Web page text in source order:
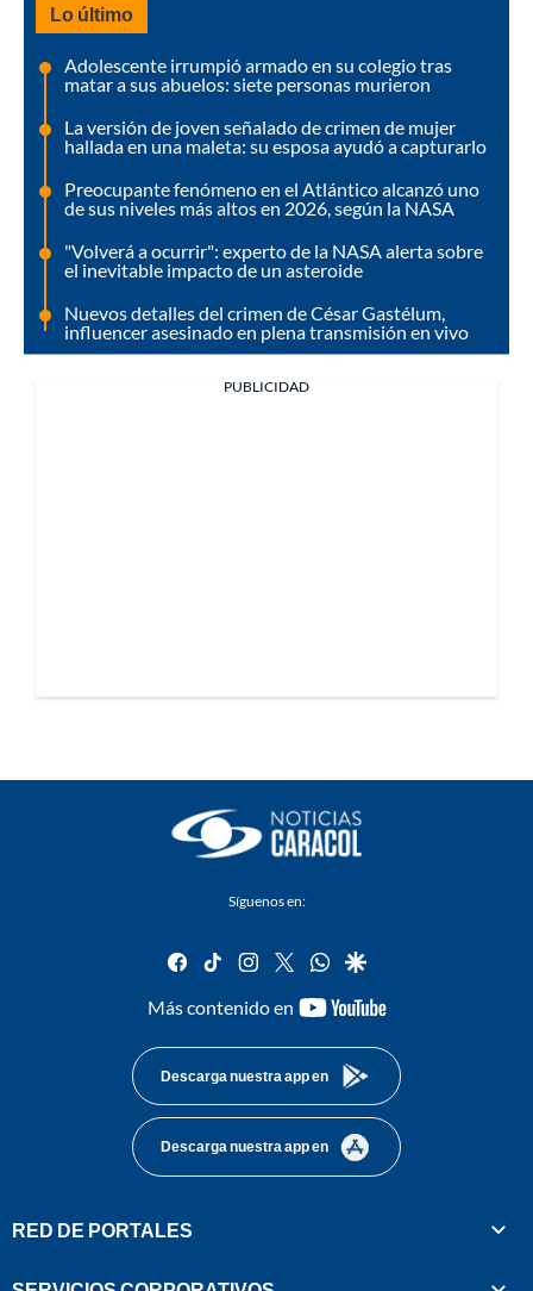
Lo último
Adolescente irrumpió armado en su colegio tras
matar a sus abuelos: siete personas murieron
La versión de joven señalado de crimen de mujer
hallada en una maleta: su esposa ayudó a capturarlo
Preocupante fenómeno en el Atlántico alcanzó uno
de sus niveles más altos en 2026, según la NASA
"Volverá a ocurrir": experto de la NASA alerta sobre
el inevitable impacto de un asteroide
Nuevos detalles del crimen de César Gastélum,
influencer asesinado en plena transmisión en vivo
PUBLICIDAD
Síguenos en:
facebook
tiktok instagram
twitterwhatsapp
google
Más contenido en
youtube-
Descarga nuestra app en
Descarga nuestra app en
RED DE PORTALES